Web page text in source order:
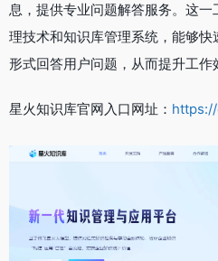
息，提供专业问题解答服务。这
理技术和知识库管理系统，能够
形式回答用户问题，从而提升工作
星火知识库官网入口网址：